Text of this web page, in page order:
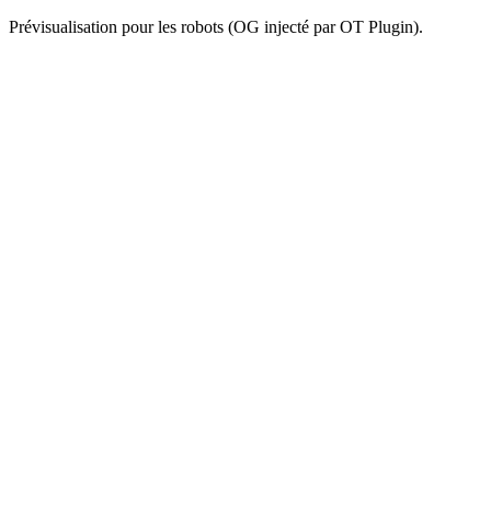
Prévisualisation pour les robots (OG injecté par OT Plugin).